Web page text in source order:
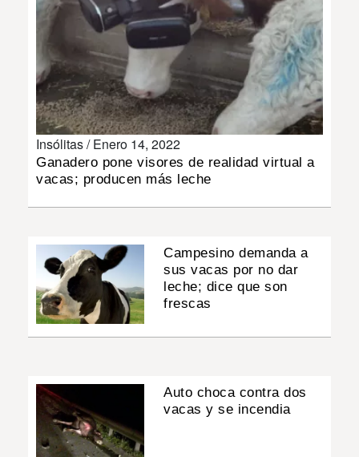
Insólitas /Enero 14, 2022
Ganadero pone visores de realidad virtual a
vacas; producen más leche
Campesino demanda a
sus vacas por no dar
leche; dice que son
frescas
Auto choca contra dos
vacas y se incendia